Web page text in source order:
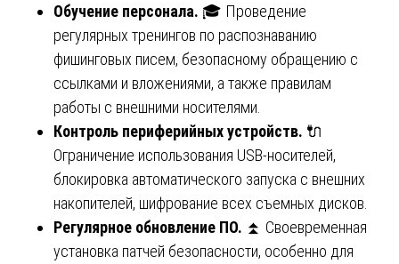
Обучение персонала. 🎓 Проведение
регулярных тренингов по распознаванию
фишинговых писем, безопасному обращению с
ссылками и вложениями, а также правилам
работы с внешними носителями.
Контроль периферийных устройств. 🔌
Ограничение использования USB-носителей,
блокировка автоматического запуска с внешних
накопителей, шифрование всех съемных дисков.
Регулярное обновление ПО. ⏫ Своевременная
установка патчей безопасности, особенно для